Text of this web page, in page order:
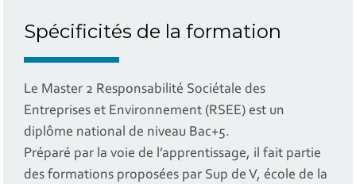
Spécificités de la formation
Le Master 2 Responsabilité Sociétale des
Entreprises et Environnement (RSEE) est un
diplôme national de niveau Bac+5.
Préparé par la voie de l’apprentissage, il fait partie
des formations proposées par Sup de V, école de la